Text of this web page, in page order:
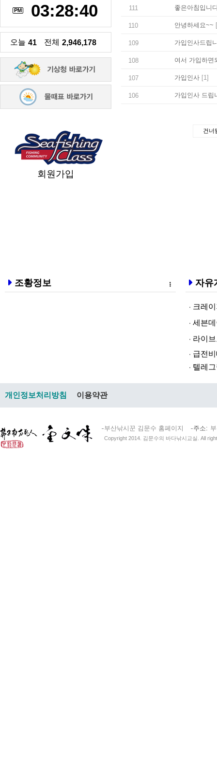
PM 03:28:40
오늘 41 전체 2,946,178
회원가입
111 좋은아침입니
110 안녕하세요~~
109 가입인사드립
108 여서 가입하면
107 가입인사 [1]
106 가입인사 드립
건너
조황정보 자유
크레이지
세븐데이
라­이브토­
급전비대면
텔레그램
개인정보처리방침 이용약관
부산낚시꾼 김문수 홈페이지 주소
Copyright 2014. 김문수의 바다낚시교실. All